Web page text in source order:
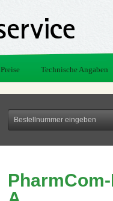
Preise Technische Angaben